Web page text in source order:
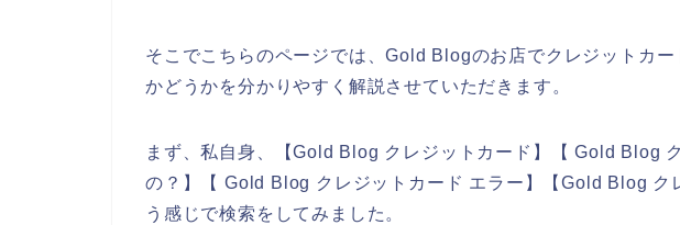
そこでこちらのページでは、Gold Blogのお店でクレジットカ
かどうかを分かりやすく解説させていただきます。
まず、私自身、【Gold Blog クレジットカード】【 Gold Blog
の？】【 Gold Blog クレジットカード エラー】【Gold Blog
う感じで検索をしてみました。